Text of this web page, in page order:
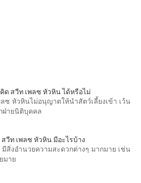
ด สวีท เพลซ หัวหิน ได้หรือไม่
ซ หัวหินไม่อนุญาตให้นำสัตว์เลี้ยงเข้า เว้น
ฝ่ายนิติบุคคล
วีท เพลซ หัวหิน มีอะไรบ้าง
สิ่งอำนวยความสะดวกต่างๆ มากมาย เช่น
มาย